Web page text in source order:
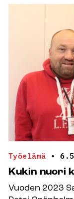
Työelämä •
Kukin nuori
Vuoden 2023